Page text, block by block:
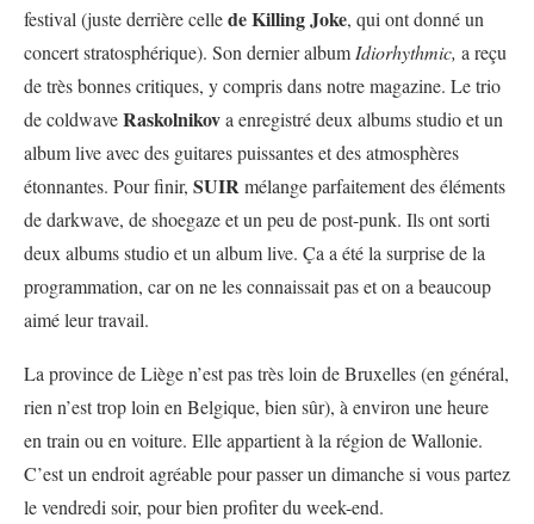
festival (juste derrière celledeKilling Joke, qui ont donné un
concert stratosphérique). Son dernier albumIdiorhythmic, a reçu
de très bonnes critiques, y compris dans notre magazine. Le trio
de coldwaveRaskolnikova enregistré deux albums studio et un
album live avec des guitares puissantes et des atmosphères
étonnantes. Pour finir, SUIRmélange parfaitement des éléments
de darkwave, de shoegaze et un peu de post-punk. Ils ont sorti
deux albums studio et un album live. Ça a été la surprise de la
programmation, car on ne les connaissait pas et on a beaucoup
aimé leur travail.
La province de Liège n’est pas très loin de Bruxelles (en général,
rien n’est trop loin en Belgique, bien sûr), à environ une heure
en train ou en voiture. Elle appartient à la région de Wallonie.
C’est un endroit agréable pour passer un dimanche si vous partez
le vendredi soir, pour bien profiter du week-end.